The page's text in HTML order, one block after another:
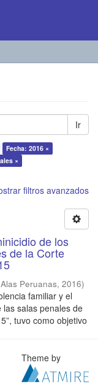
Ir
Fecha: 2016 ×
×
filtros avanzados
de los
de la Corte
Peruanas, 2016)
familiar y el
salas penales de
tuvo como objetivo
Theme by